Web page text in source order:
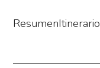
ResumenItinerario